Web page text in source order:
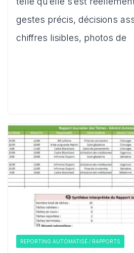
A
p
b
o
gestes précis, décisions
chiffres lisibles, photos de
REPORTING AUTOMATISÉ / RAPPORTS